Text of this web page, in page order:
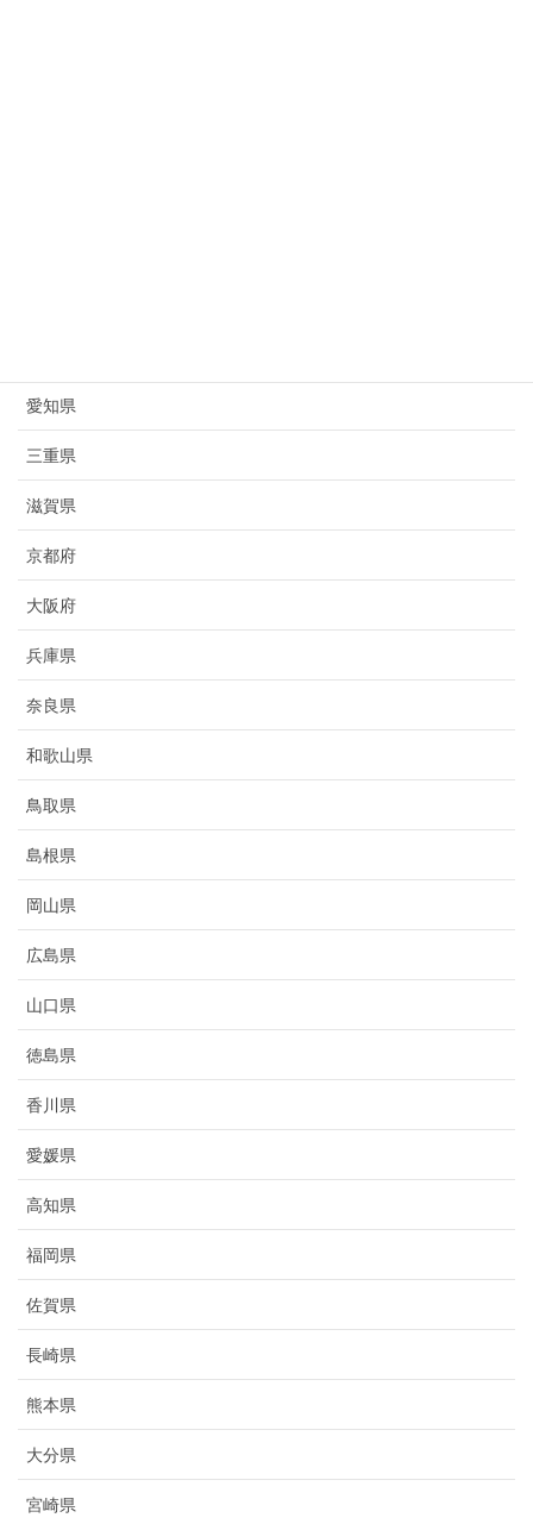
愛知県
三重県
滋賀県
京都府
大阪府
兵庫県
奈良県
和歌山県
鳥取県
島根県
岡山県
広島県
山口県
徳島県
香川県
愛媛県
高知県
福岡県
佐賀県
長崎県
熊本県
大分県
宮崎県